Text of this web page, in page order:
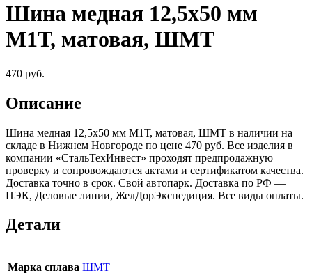
Шина медная 12,5х50 мм
М1Т, матовая, ШМТ
470 руб.
Описание
Шина медная 12,5х50 мм М1Т, матовая, ШМТ в наличии на
складе в Нижнем Новгороде по цене 470 руб. Все изделия в
компании «СтальТехИнвест» проходят предпродажную
проверку и сопровождаются актами и сертификатом качества.
Доставка точно в срок. Свой автопарк. Доставка по РФ —
ПЭК, Деловые линии, ЖелДорЭкспедиция. Все виды оплаты.
Детали
Марка сплава ШМТ